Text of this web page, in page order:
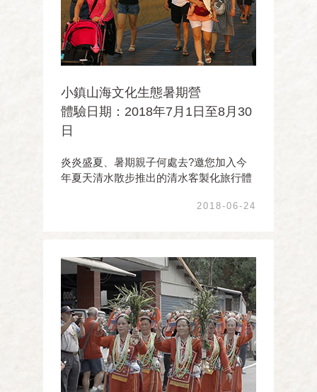
小鎮山海文化生態暑期營
體驗日期：2018年7月1日至8月30
日
炎炎盛夏、暑期親子何處去?邀您加入今
年夏天清水散步推出的清水客製化旅行體
從東邊的大肚山丘陵台地、穿越平原，至
4500年前的史前人類文化開始至今，不同
族群在此開墾耕耘 ...
2018-06-24